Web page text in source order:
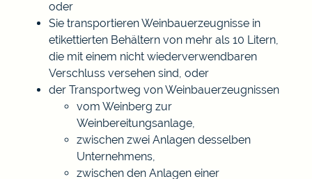
oder
Sie transportieren Weinbauerzeugnisse in
etikettierten Behältern von mehr als 10 Litern,
die mit einem nicht wiederverwendbaren
Verschluss versehen sind, oder
der Transportweg von Weinbauerzeugnissen
vom Weinberg zur
Weinbereitungsanlage,
zwischen zwei Anlagen desselben
Unternehmens,
zwischen den Anlagen einer